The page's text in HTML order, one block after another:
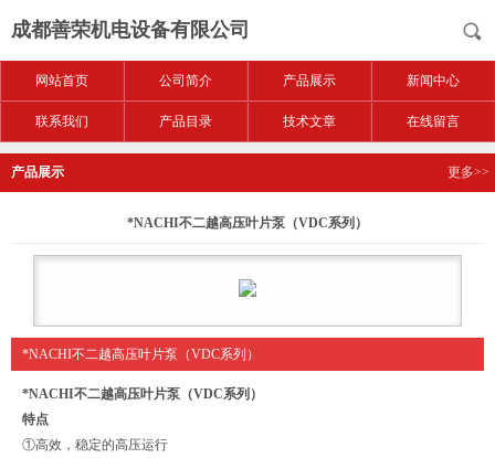
成都善荣机电设备有限公司
网站首页 公司简介 产品展示 新闻中心
联系我们 产品目录 技术文章 在线留言
产品展示 更多>>
*NACHI不二越高压叶片泵（VDC系列）
*NACHI不二越高压叶片泵（VDC系列）
*NACHI不二越高压叶片泵（VDC系列）
特点
①高效，稳定的高压运行